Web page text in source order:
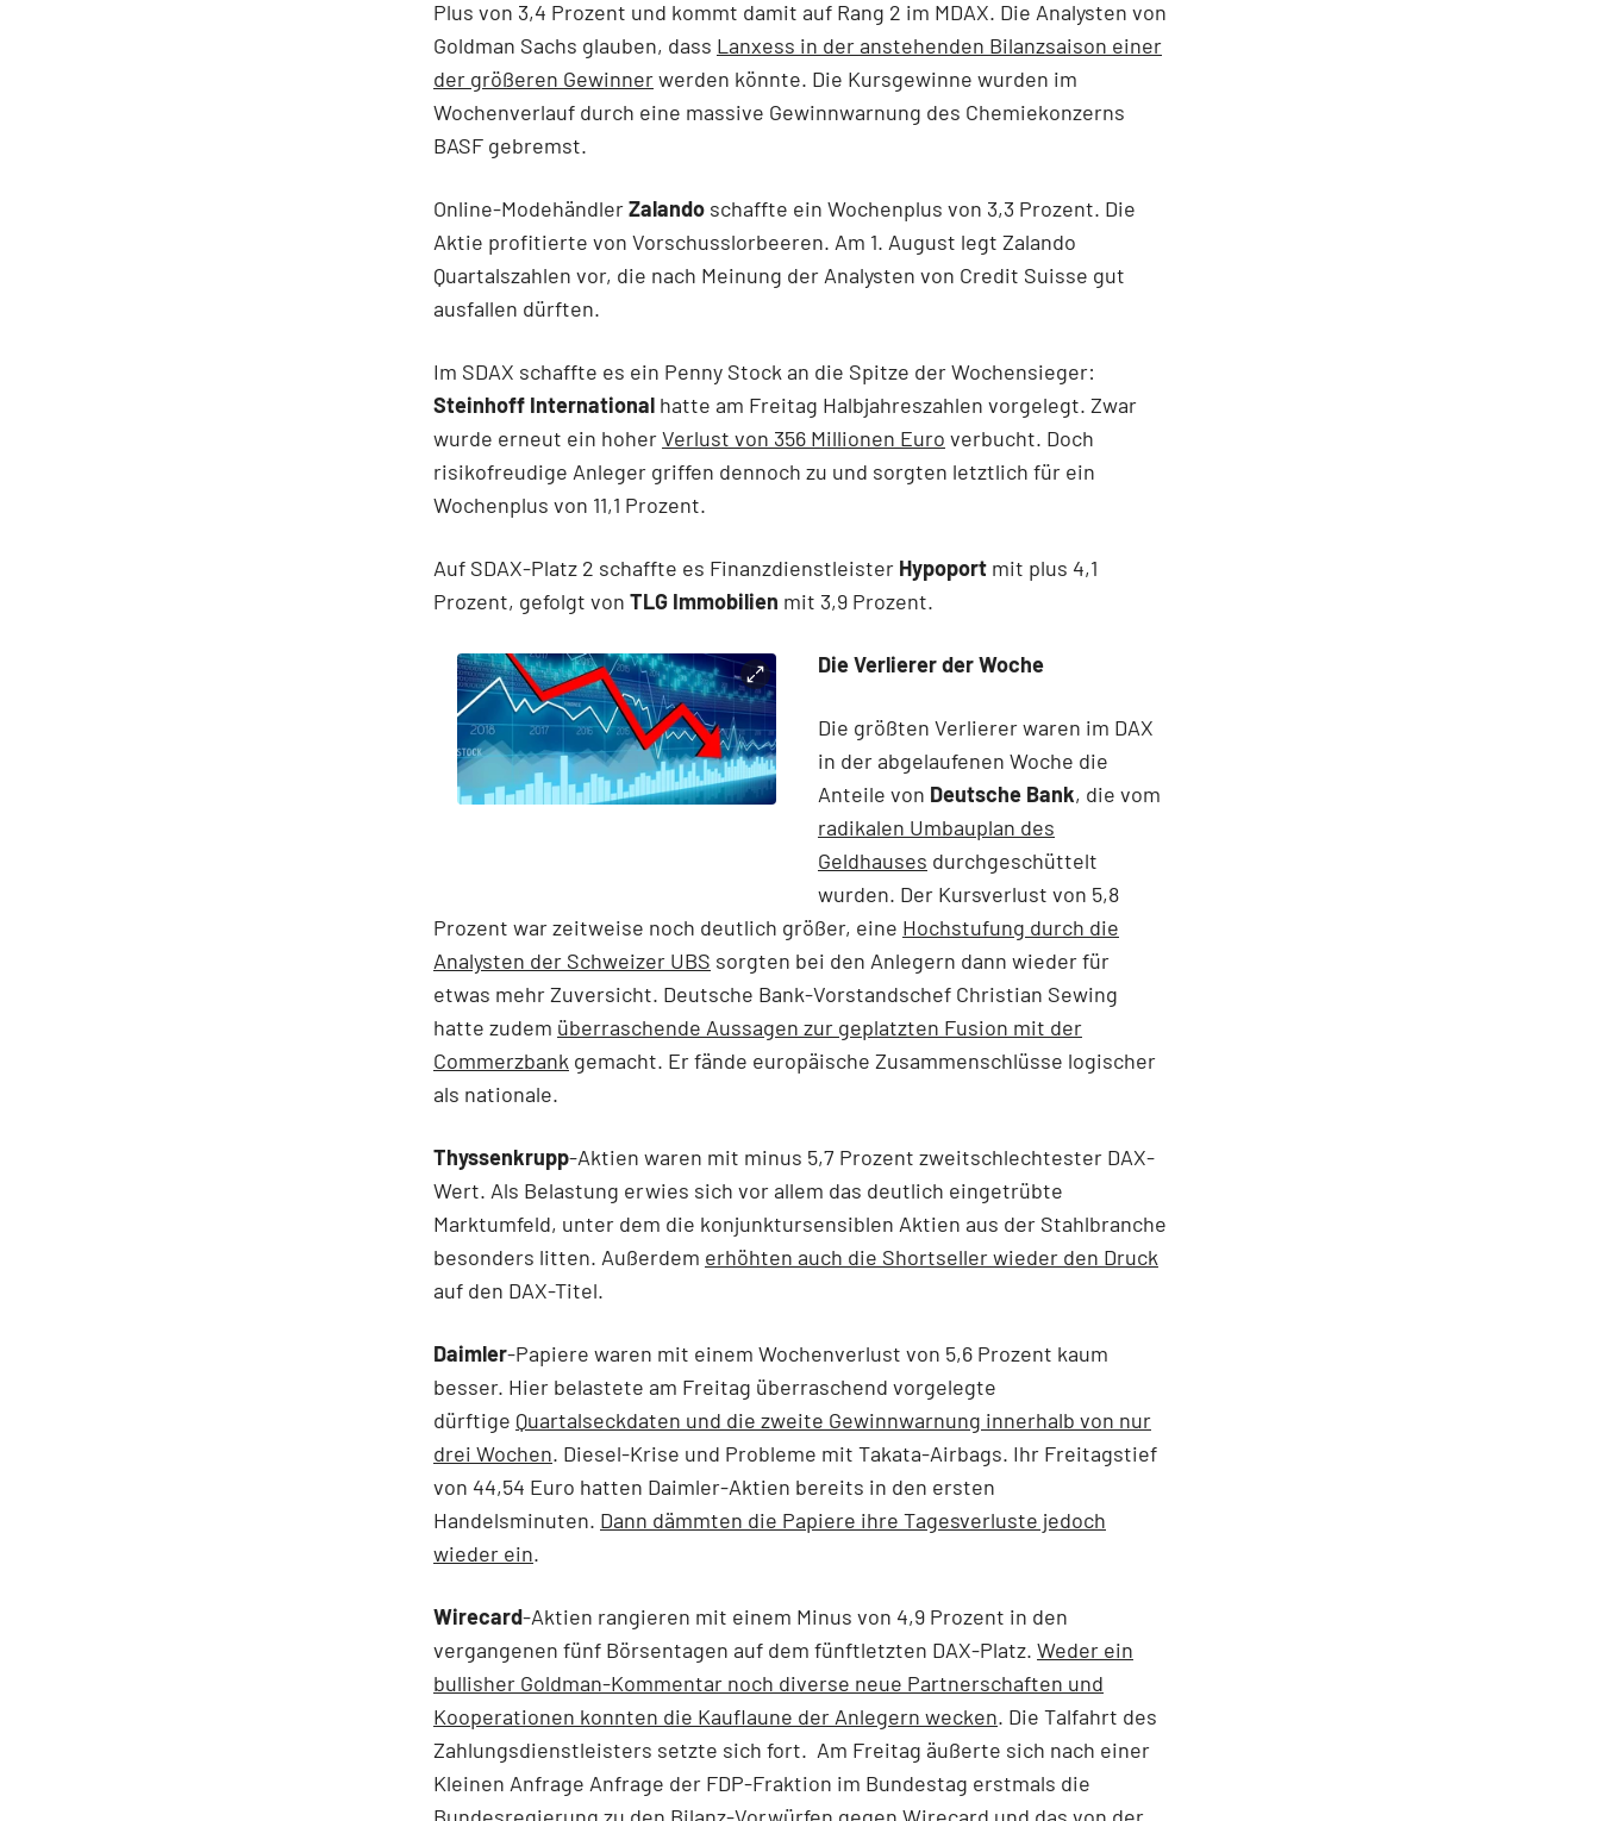
Plus von 3,4 Prozent und kommt damit auf Rang 2 im MDAX. Die Analysten von
Goldman Sachs glauben, dass Lanxess in der anstehenden Bilanzsaison einer
der größeren Gewinnerwerden könnte. Die Kursgewinne wurden im
Wochenverlauf durch eine massive Gewinnwarnung des Chemiekonzerns
BASF gebremst.
Online-ModehändlerZalando schaffte ein Wochenplus von 3,3 Prozent. Die
Aktie profitierte von Vorschusslorbeeren. Am 1. August legt Zalando
Quartalszahlen vor, die nach Meinung der Analysten von Credit Suisse gut
ausfallen dürften.
Im SDAX schaffte es ein Penny Stock an die Spitze der Wochensieger:
Steinhoff International hatte am Freitag Halbjahreszahlen vorgelegt. Zwar
wurde erneut ein hoherVerlust von 356 Millionen Euro verbucht. Doch
risikofreudige Anleger griffen dennoch zu und sorgten letztlich für ein
Wochenplus von 11,1 Prozent.
Auf SDAX-Platz 2 schaffte es Finanzdienstleister Hypoport mit plus 4,1
Prozent, gefolgt von TLG Immobilien mit 3,9 Prozent.
Die Verlierer der Woche
Die größten Verlierer waren im DAX
in der abgelaufenen Woche die
Anteile von Deutsche Bank, die vom
radikalen Umbauplan des
Geldhauses durchgeschüttelt
wurden. Der Kursverlust von 5,8
Prozent war zeitweise noch deutlich größer, eine Hochstufung durch die
Analysten der Schweizer UBS sorgten bei den Anlegern dann wieder für
etwas mehr Zuversicht. Deutsche Bank-Vorstandschef Christian Sewing
hatte zudem überraschende Aussagen zur geplatzten Fusion mit der
Commerzbank gemacht. Er fände europäische Zusammenschlüsse logischer
als nationale.
Thyssenkrupp-Aktien waren mit minus 5,7 Prozent zweitschlechtester DAX-
Wert. Als Belastung erwies sich vor allem das deutlich eingetrübte
Marktumfeld, unter dem die konjunktursensiblen Aktien aus der Stahlbranche
besonders litten. Außerdem erhöhten auch die Shortseller wieder den Druck
auf den DAX-Titel.
Daimler-Papiere waren mit einem Wochenverlust von 5,6 Prozent kaum
besser. Hier belastete am Freitag überraschend vorgelegte
dürftige Quartalseckdaten und die zweite Gewinnwarnung innerhalb von nur
drei Wochen. Diesel-Krise und Probleme mit Takata-Airbags. Ihr Freitagstief
von 44,54 Euro hatten Daimler-Aktien bereits in den ersten
Handelsminuten. Dann dämmten die Papiere ihre Tagesverluste jedoch
wieder ein.
Wirecard-Aktien rangieren mit einem Minus von 4,9 Prozent in den
vergangenen fünf Börsentagen auf dem fünftletzten DAX-Platz. Weder ein
bullisher Goldman-Kommentar noch diverse neue Partnerschaften und
Kooperationen konnten die Kauflaune der Anlegern wecken. Die Talfahrt des
Zahlungsdienstleisters setzte sich fort. Am Freitag äußerte sich nach einer
Kleinen Anfrage Anfrage der FDP-Fraktion im Bundestag erstmals die